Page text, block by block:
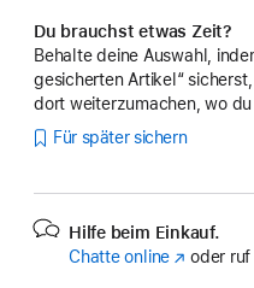
Du brauchst etwas Zeit?
Behalte deine Auswahl,
gesicherten Artikel“
dort weiterzumachen, wo
Für später sichern
Hilfe beim Einkauf.
Chatte online (Öffnet
oder ruf